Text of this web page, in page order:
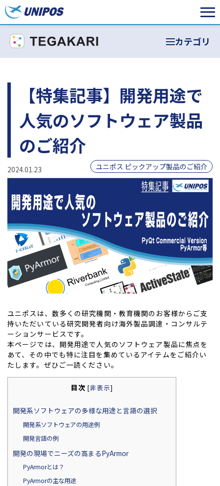
カテゴリ
【特集記事】開発用途で
人気のソフトウェア製品
のご紹介
2024.01.23 ユニポス ピックアップ製品のご紹介
ユニポスは、数多くの研究機関・教育機関のお客様からご支
持いただいている研究開発者向け海外製品調達・コンサルテ
ーションサービスです。
本ページでは、開発用途で人気のソフトウェア製品に焦点を
あて、その中でも特に注目を集めているアイテムをご紹介い
たします。ぜひご一読ください。
目次 [非表示]
開発系ソフトウェアの多様な用途と言語の選択
開発系ソフトウェアの用途例
開発言語の例
開発の現場でニーズの高まるPyArmor
PyArmorとは？
PyArmorの主な用途